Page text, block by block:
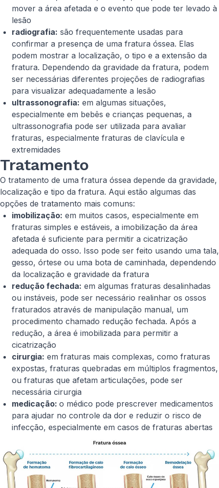
mover a área afetada e o evento que pode ter levado à
lesão
radiografia: são frequentemente usadas para
confirmar a presença de uma fratura óssea. Elas
podem mostrar a localização, o tipo e a extensão da
fratura. Dependendo da gravidade da fratura, podem
ser necessárias diferentes projeções de radiografias
para visualizar adequadamente a lesão
ultrassonografia: em algumas situações,
especialmente em bebês e crianças pequenas, a
ultrassonografia pode ser utilizada para avaliar
fraturas, especialmente fraturas de clavícula e
extremidades
Tratamento
O tratamento de uma fratura óssea depende da gravidade,
localização e tipo da fratura. Aqui estão algumas das
opções de tratamento mais comuns:
imobilização: em muitos casos, especialmente em
fraturas simples e estáveis, a imobilização da área
afetada é suficiente para permitir a cicatrização
adequada do osso. Isso pode ser feito usando uma tala,
gesso, órtese ou uma bota de caminhada, dependendo
da localização e gravidade da fratura
redução fechada: em algumas fraturas desalinhadas
ou instáveis, pode ser necessário realinhar os ossos
fraturados através de manipulação manual, um
procedimento chamado redução fechada. Após a
redução, a área é imobilizada para permitir a
cicatrização
cirurgia: em fraturas mais complexas, como fraturas
expostas, fraturas quebradas em múltiplos fragmentos,
ou fraturas que afetam articulações, pode ser
necessária cirurgia
medicação: o médico pode prescrever medicamentos
para ajudar no controle da dor e reduzir o risco de
infecção, especialmente em casos de fraturas abertas